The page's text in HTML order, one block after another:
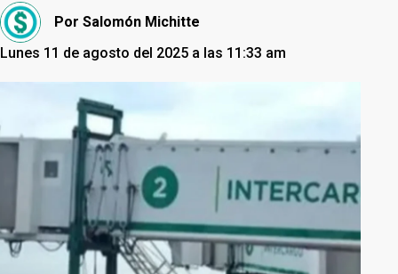
Por Salomón Michitte
Lunes 11 de agosto del 2025 a las 11:33 am